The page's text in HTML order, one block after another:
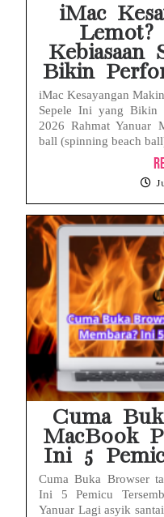
iMac
Lemot?
Kebiasaan
Bikin
iMac Kesayangan
Sepele Ini yang Bikin
2026 Rahmat Yanuar
ball (spinning beach
Cuma
MacBook
Ini 5
Cuma Buka Browser
Ini 5 Pemicu
Yanuar Lagi asyik